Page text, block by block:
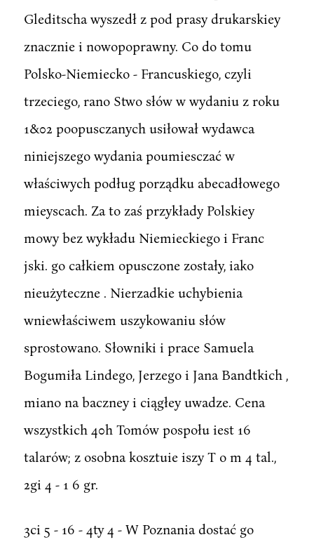
Gleditscha wyszedł z pod prasy drukarskiey
znacznie i nowopoprawny. Co do tomu
Polsko-Niemiecko - Francuskiego, czyli
trzeciego, rano Stwo słów w wydaniu z roku
1&02 poopusczanych usiłował wydawca
niniejszego wydania poumiesczać w
właściwych podług porządku abecadłowego
mieyscach. Za to zaś przykłady Polskiey
mowy bez wykładu Niemieckiego i Franc
jski. go całkiem opusczone zostały, iako
nieużyteczne . Nierzadkie uchybienia
wniewłaściwem uszykowaniu słów
sprostowano. Słowniki i prace Samuela
Bogumiła Lindego, Jerzego i Jana Bandtkich ,
miano na baczney i ciągłey uwadze. Cena
wszystkich 40h Tomów pospołu iest 16
talarów; z osobna kosztuie iszy T o m 4 tal.,
2gi 4 - 1 6 gr.
3ci 5 - 16 - 4ty 4 - W Poznania dostać go